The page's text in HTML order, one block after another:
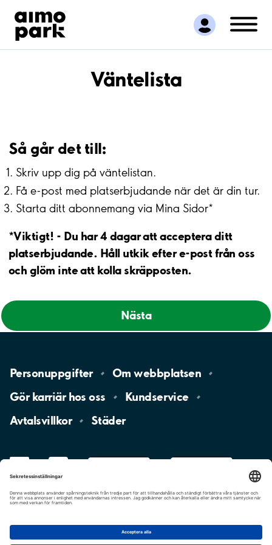
Hitta parkering
Samarbete
Kundservice
Om Aimo ParkVäntelista
Så går det till:
Skriv upp dig på väntelistan.
Få e-post med platserbjudande när det är din tur.
Starta ditt abonnemang via Mina Sidor*
*Viktigt! - Du har 4 dagar att acceptera ditt
platserbjudande. Håll utkik efter e-post från oss
och glöm inte att kolla skräpposten.
Nästa
Personuppgifter Omwebbplatsen
Gör karriär hososs
Kundservice
Avtalsvillkor
Städer